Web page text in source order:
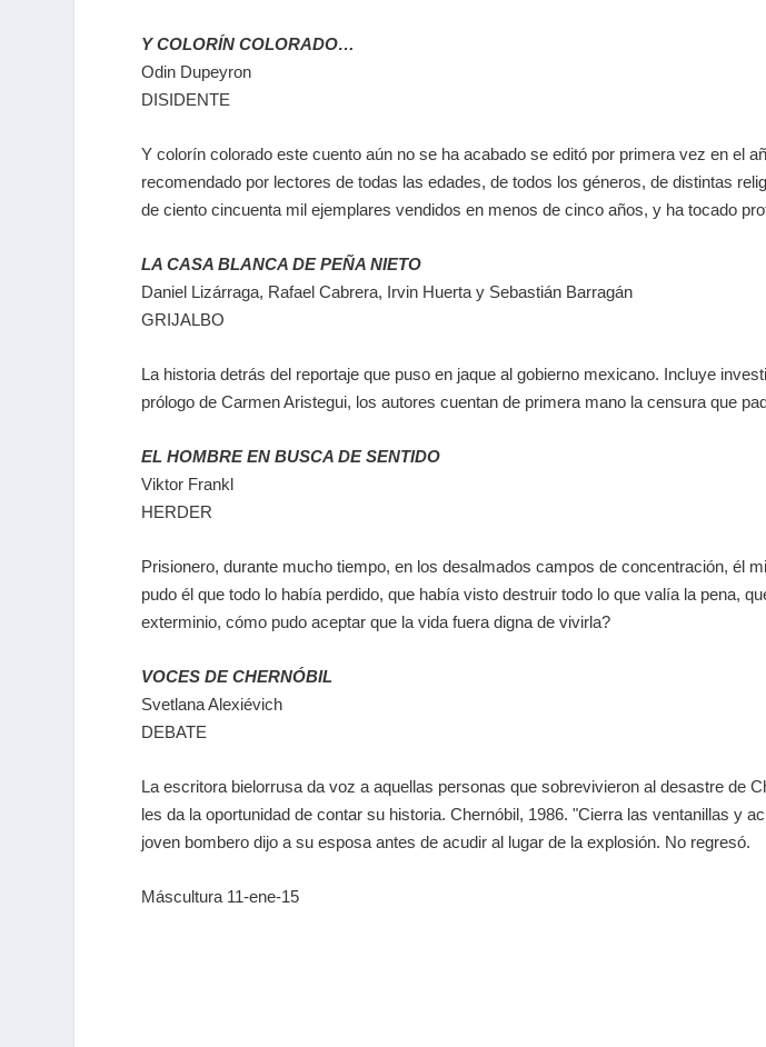
Y COLORÍN COLORADO…
Odin Dupeyron
DISIDENTE
Y colorín colorado este cuento aún no se ha acabado se editó por primera vez en el
recomendado por lectores de todas las edades, de todos los géneros, de distintas
de ciento cincuenta mil ejemplares vendidos en menos de cinco años, y ha tocado
LA CASA BLANCA DE PEÑA NIETO
Daniel Lizárraga, Rafael Cabrera, Irvin Huerta y Sebastián Barragán
GRIJALBO
La historia detrás del reportaje que puso en jaque al gobierno mexicano. Incluye
prólogo de Carmen Aristegui, los autores cuentan de primera mano la censura que
EL HOMBRE EN BUSCA DE SENTIDO
Viktor Frankl
HERDER
Prisionero, durante mucho tiempo, en los desalmados campos de concentración, él
pudo él que todo lo había perdido, que había visto destruir todo lo que valía la pena,
exterminio, cómo pudo aceptar que la vida fuera digna de vivirla?
VOCES DE CHERNÓBIL
Svetlana Alexiévich
DEBATE
La escritora bielorrusa da voz a aquellas personas que sobrevivieron al desastre de
les da la oportunidad de contar su historia. Chernóbil, 1986. "Cierra las ventanillas y
joven bombero dijo a su esposa antes de acudir al lugar de la explosión. No regresó.
Máscultura 11-ene-15